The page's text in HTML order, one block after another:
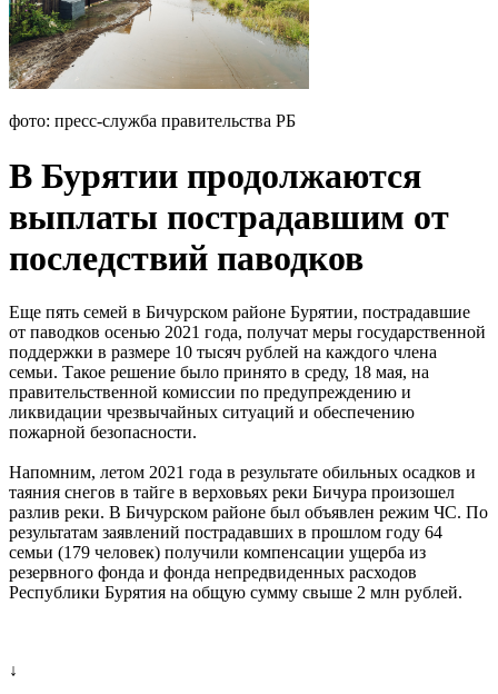
фото: пресс-служба правительства РБ
В Бурятии продолжаются
выплаты пострадавшим от
последствий паводков
Еще пять семей в Бичурском районе Бурятии, пострадавшие
от паводков осенью 2021 года, получат меры государственной
поддержки в размере 10 тысяч рублей на каждого члена
семьи. Такое решение было принято в среду, 18 мая, на
правительственной комиссии по предупреждению и
ликвидации чрезвычайных ситуаций и обеспечению
пожарной безопасности.
Напомним, летом 2021 года в результате обильных осадков и
таяния снегов в тайге в верховьях реки Бичура произошел
разлив реки. В Бичурском районе был объявлен режим ЧС. По
результатам заявлений пострадавших в прошлом году 64
семьи (179 человек) получили компенсации ущерба из
резервного фонда и фонда непредвиденных расходов
Республики Бурятия на общую сумму свыше 2 млн рублей.
↓